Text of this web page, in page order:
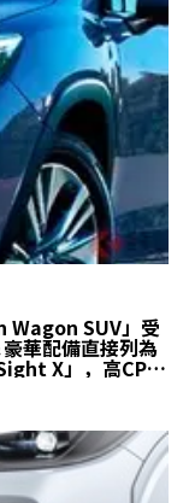
SUV」受
華配備直接列為
X」，高CP值
有何魅力？